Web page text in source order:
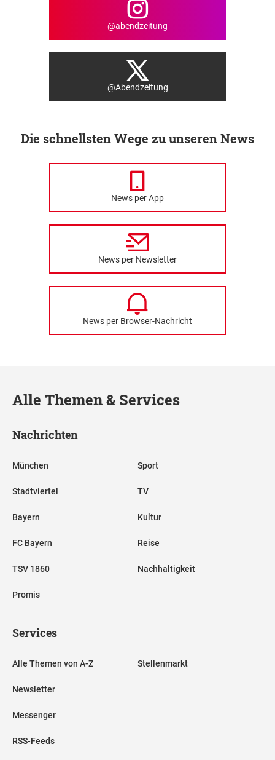
@abendzeitung
@Abendzeitung
Die schnellsten Wege zu unseren News
News per App
News per Newsletter
News per Browser-Nachricht
Alle Themen & Services
Nachrichten
München
Stadtviertel
Bayern
FC Bayern
TSV 1860
Promis
Sport
TV
Kultur
Reise
Nachhaltigkeit
Services
Alle Themen von A-Z
Newsletter
Messenger
RSS-Feeds
Stellenmarkt